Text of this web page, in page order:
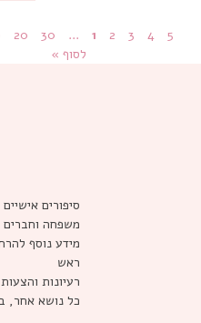
1 2 3 4 5
...
20 30
לסוף »
סיפורים
משפחה וחברים
מידע נוסף
ראש
רעיונות
כל נושא אחר,